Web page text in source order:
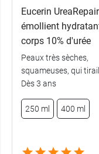
Eucerin UreaRepair
émollient
corps 10% d'urée
Peaux très sèches,
squameuses, qui
Dès 3 ans
250 ml 400 ml